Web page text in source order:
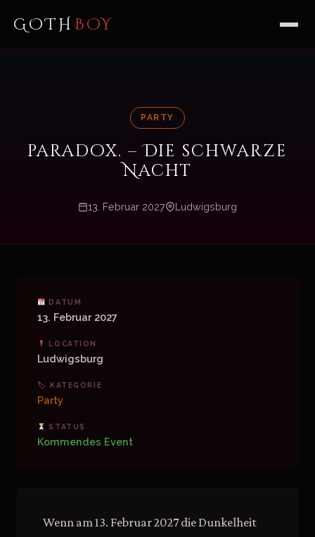
GOTH BOY
PARTY
paradox. – Die schwarze
Nacht
13. Februar 2027 Ludwigsburg
DATUM
13. Februar 2027
LOCATION
Ludwigsburg
🏷 KATEGORIE
Party
STATUS
Kommendes Event
Wenn am 13. Februar 2027 die Dunkelheit